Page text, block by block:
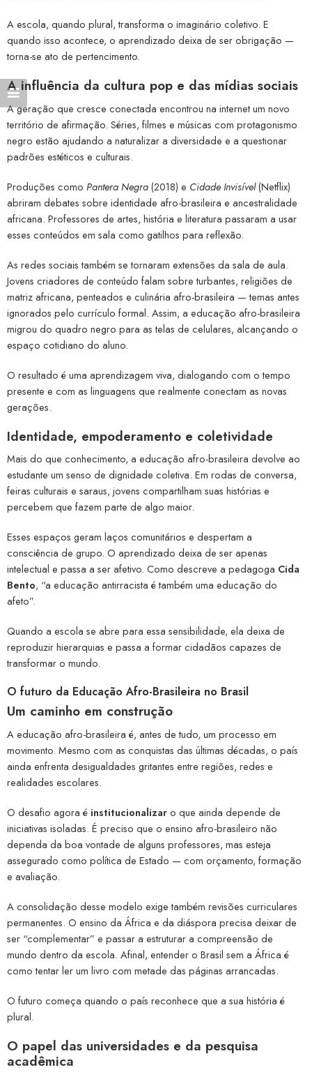
A escola, quando plural, transforma o imaginário coletivo. E
quando isso acontece, o aprendizado deixa de ser obrigação —
torna-se ato de pertencimento.
A influência da cultura pop e das mídias sociais
A geração que cresce conectada encontrou na internet um novo
território de afirmação. Séries, filmes e músicas com protagonismo
negro estão ajudando a naturalizar a diversidade e a questionar
padrões estéticos e culturais.
Produções como Pantera Negra(2018) e Cidade Invisível(Netflix)
abriram debates sobre identidade afro-brasileira e ancestralidade
africana. Professores de artes, história e literatura passaram a usar
esses conteúdos em sala como gatilhos para reflexão.
As redes sociais também se tornaram extensões da sala de aula.
Jovens criadores de conteúdo falam sobre turbantes, religiões de
matriz africana, penteados e culinária afro-brasileira — temas antes
ignorados pelo currículo formal. Assim, a educação afro-brasileira
migrou do quadro negro para as telas de celulares, alcançando o
espaço cotidiano do aluno.
O resultado é uma aprendizagem viva, dialogando com o tempo
presente e com as linguagens que realmente conectam as novas
gerações.
Identidade, empoderamento e coletividade
Mais do que conhecimento, a educação afro-brasileira devolve ao
estudante um senso de dignidade coletiva. Em rodas de conversa,
feiras culturais e saraus, jovens compartilham suas histórias e
percebem que fazem parte de algo maior.
Esses espaços geram laços comunitários e despertam a
consciência de grupo. O aprendizado deixa de ser apenas
intelectual e passa a ser afetivo. Como descreve a pedagoga Cida
Bento, “a educação antirracista é também uma educação do
afeto”.
Quando a escola se abre para essa sensibilidade, ela deixa de
reproduzir hierarquias e passa a formar cidadãos capazes de
transformar o mundo.
O futuro da Educação Afro-Brasileira no Brasil
Um caminho em construção
A educação afro-brasileira é, antes de tudo, um processo em
movimento. Mesmo com as conquistas das últimas décadas, o país
ainda enfrenta desigualdades gritantes entre regiões, redes e
realidades escolares.
O desafio agora é institucionalizaro que ainda depende de
iniciativas isoladas. É preciso que o ensino afro-brasileiro não
dependa da boa vontade de alguns professores, mas esteja
assegurado como política de Estado — com orçamento, formação
e avaliação.
A consolidação desse modelo exige também revisões curriculares
permanentes. O ensino da África e da diáspora precisa deixar de
ser “complementar” e passar a estruturar a compreensão de
mundo dentro da escola. Afinal, entender o Brasil sem a África é
como tentar ler um livro com metade das páginas arrancadas.
O futuro começa quando o país reconhece que a sua história é
plural.
O papel das universidades e da pesquisa
acadêmica